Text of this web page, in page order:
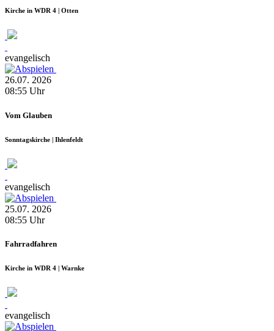
Kirche in WDR 4 | Otten
evangelisch
26.07. 2026
08:55 Uhr
Vom Glauben
Sonntagskirche | Ihlenfeldt
evangelisch
25.07. 2026
08:55 Uhr
Fahrradfahren
Kirche in WDR 4 | Warnke
evangelisch